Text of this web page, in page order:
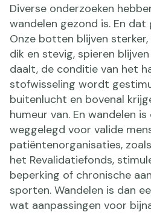
Diverse onderzoeken
wandelen gezond is. En
Onze botten blijven
dik en stevig, spieren
daalt, de conditie van het
stofwisseling wordt
buitenlucht en bovenal
humeur van. En wandelen
weggelegd voor valide
patiëntenorganisaties,
het Revalidatiefonds,
beperking of chronische
sporten. Wandelen is dan
wat aanpassingen voor